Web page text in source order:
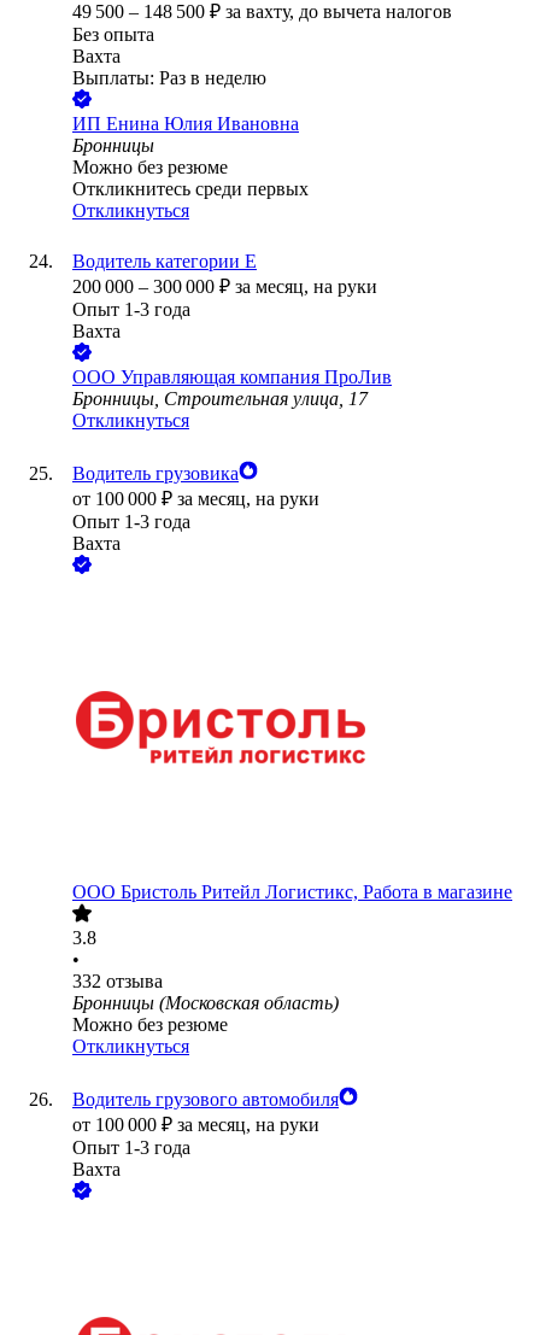
49 500 – 148 500 ₽ за вахту, до вычета налогов
Без опыта
Вахта
Выплаты: Раз в неделю
ИП Енина Юлия Ивановна
Бронницы
Можно без резюме
Откликнитесь среди первых
Откликнуться
Водитель категории Е
200 000 – 300 000 ₽ за месяц, на руки
Опыт 1-3 года
Вахта
ООО Управляющая компания ПроЛив
Бронницы, Строительная улица, 17
Откликнуться
Водитель грузовика
от 100 000 ₽ за месяц, на руки
Опыт 1-3 года
Вахта
ООО Бристоль Ритейл Логистикс, Работа в магазине
3.8
•
332 отзыва
Бронницы (Московская область)
Можно без резюме
Откликнуться
Водитель грузового автомобиля
от 100 000 ₽ за месяц, на руки
Опыт 1-3 года
Вахта